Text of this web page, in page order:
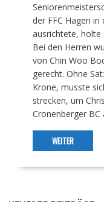
der FFC Hagen
ausrichtete, holte
Bei den Herren
von Chin Woo
gerecht. Ohne
Krone, musste
strecken, um
Cronenberger
WEITER